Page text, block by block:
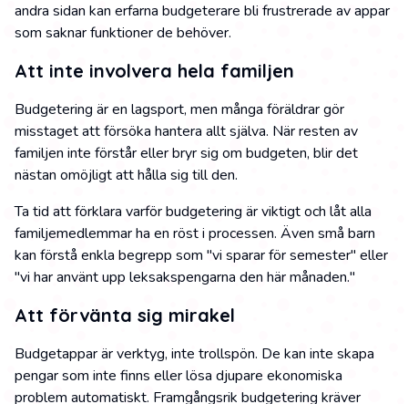
andra sidan kan erfarna budgeterare bli frustrerade av appar
som saknar funktioner de behöver.
Att inte involvera hela familjen
Budgetering är en lagsport, men många föräldrar gör
misstaget att försöka hantera allt själva. När resten av
familjen inte förstår eller bryr sig om budgeten, blir det
nästan omöjligt att hålla sig till den.
Ta tid att förklara varför budgetering är viktigt och låt alla
familjemedlemmar ha en röst i processen. Även små barn
kan förstå enkla begrepp som "vi sparar för semester" eller
"vi har använt upp leksakspengarna den här månaden."
Att förvänta sig mirakel
Budgetappar är verktyg, inte trollspön. De kan inte skapa
pengar som inte finns eller lösa djupare ekonomiska
problem automatiskt. Framgångsrik budgetering kräver